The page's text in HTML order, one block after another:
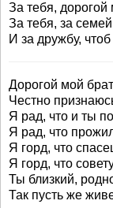
За тебя, дорогой
За тебя, за
И за дружбу,
Дорогой мой
Честно
Я рад, что и ты
Я рад, что
Я горд, что
Я горд, что
Ты близкий,
Так пусть же